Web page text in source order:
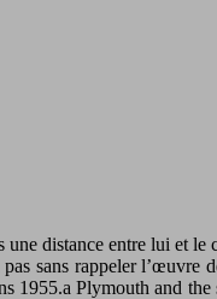
distance entre lui et
sans rappeler l’œuvre
1955.a Plymouth and